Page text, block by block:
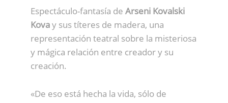
Espectáculo-fantasía de Arseni Kovalski
Kova y sus títeres de madera, una
representación teatral sobre la misteriosa
y mágica relación entre creador y su
creación.
«De eso está hecha la vida, sólo de